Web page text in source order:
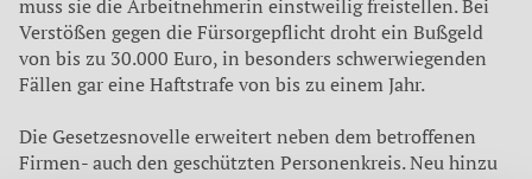
muss sie die Arbeitnehmerin einstweilig freistellen. Bei
Verstößen gegen die Fürsorgepflicht droht ein Bußgeld
von bis zu 30.000 Euro, in besonders schwerwiegenden
Fällen gar eine Haftstrafe von bis zu einem Jahr.
Die Gesetzesnovelle erwei­tert neben dem betroffenen
Firmen- auch den geschützten Personenkreis. Neu hinzu